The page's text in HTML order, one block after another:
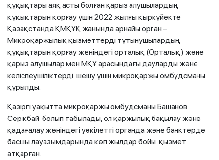
құқықтары аяқ асты болған қарыз алушылардың
құқықтарын қорғау үшін 2022 жылғы қыркүйекте
Қазақстанда ҚМҚҰҚ жанында арнайы орган –
Микроқаржылық қызметтерді тұтынушылардың
құқықтарын қорғау жөніндегі орталық (Орталық) және
қарыз алушылар мен МҚҰ арасындағы дауларды және
келіспеушіліктерді шешу үшін микроқаржы омбудсманы
құрылды.
Қазіргі уақытта микроқаржы омбудсманы Башанов
Серікбай болып табылады, ол қаржылық бақылау және
қадағалау жөніндегі уәкілетті органда және банктерде
басшы лауазымдарында көп жылдар бойы қызмет
атқарған.